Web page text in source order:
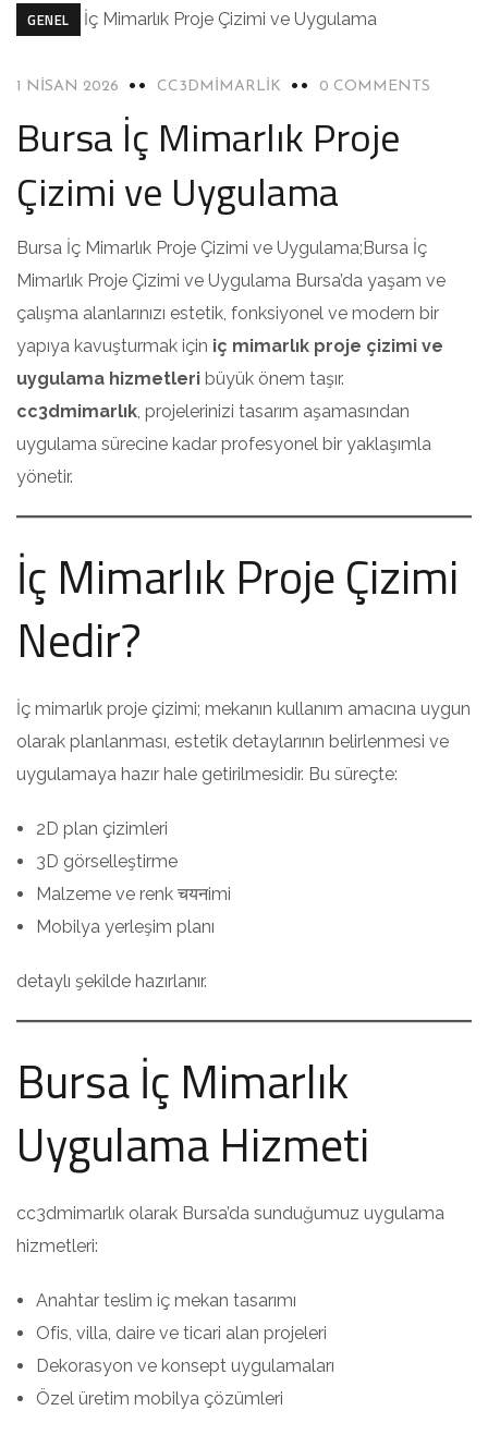
GENEL
1 NISAN 2026 CC3DMIMARLIK 0 COMMENTS
Bursa İç Mimarlık Proje
Çizimi ve Uygulama
Bursa İç Mimarlık Proje Çizimi ve Uygulama;Bursa İç
Mimarlık Proje Çizimi ve Uygulama Bursa’da yaşam ve
çalışma alanlarınızı estetik, fonksiyonel ve modern bir
yapıya kavuşturmak için iç mimarlık proje çizimi ve
uygulama hizmetleri büyük önem taşır.
cc3dmimarlık, projelerinizi tasarım aşamasından
uygulama sürecine kadar profesyonel bir yaklaşımla
yönetir.
İç Mimarlık Proje Çizimi
Nedir?
İç mimarlık proje çizimi; mekanın kullanım amacına uygun
olarak planlanması, estetik detaylarının belirlenmesi ve
uygulamaya hazır hale getirilmesidir. Bu süreçte:
2D plan çizimleri
3D görselleştirme
Malzeme ve renk चयनimi
Mobilya yerleşim planı
detaylı şekilde hazırlanır.
Bursa İç Mimarlık
Uygulama Hizmeti
cc3dmimarlık olarak Bursa’da sunduğumuz uygulama
hizmetleri:
Anahtar teslim iç mekan tasarımı
Ofis, villa, daire ve ticari alan projeleri
Dekorasyon ve konsept uygulamaları
Özel üretim mobilya çözümleri